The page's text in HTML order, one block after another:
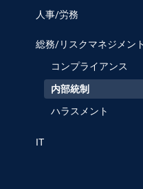
人事/労務
総務/リスクマネジメント
コンプライアンス
内部統制
ハラスメント
IT